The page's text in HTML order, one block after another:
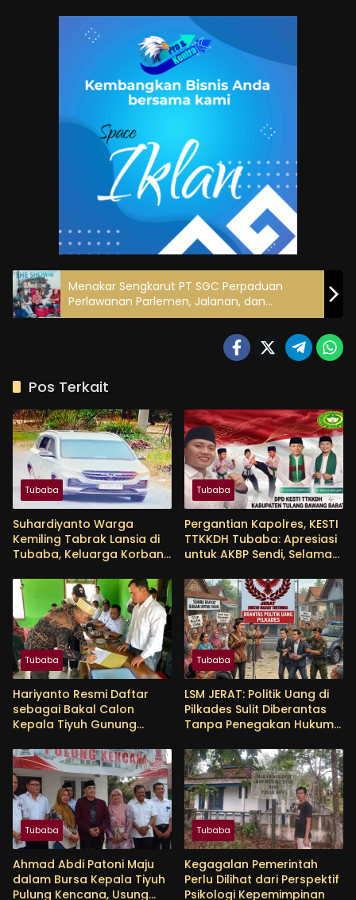
Menakar Sengkarut PT SGC Perpaduan
Perlawanan Parlemen, Jalanan, dan
Administrasi Negara
Pos Terkait
Tubaba
Suhardiyanto Warga
Kemiling Tabrak Lansia di
Tubaba, Keluarga Korban
Tubaba
Pergantian Kapolres, KESTI
TTKKDH Tubaba: Apresiasi
untuk AKBP Sendi, Selamat
Himmawan
Tubaba
Hariyanto Resmi Daftar
sebagai Bakal Calon
Kepala Tiyuh Gunung
Pembangunan dan
Tingkatkan Kesejahteraan
Warga
Tubaba
LSM JERAT: Politik Uang di
Pilkades Sulit Diberantas
Tanpa Penegakan Hukum
Tubaba
Ahmad Abdi Patoni Maju
dalam Bursa Kepala Tiyuh
Pulung Kencana, Usung
Tubaba
Kegagalan Pemerintah
Perlu Dilihat dari Perspektif
Psikologi Kepemimpinan